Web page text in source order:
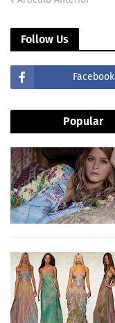
Follow Us
Facebook
Popular